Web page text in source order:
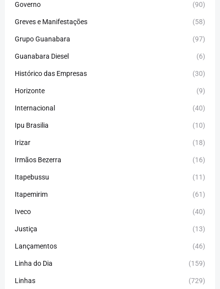
Governo (90)
Greves e Manifestações (58)
Grupo Guanabara (97)
Guanabara Diesel (6)
Histórico das Empresas (30)
Horizonte (9)
Internacional (40)
Ipu Brasilia (10)
Irizar (18)
Irmãos Bezerra (16)
Itapebussu (11)
Itapemirim (61)
Iveco (40)
Justiça (13)
Lançamentos (46)
Linha do Dia (159)
Linhas (729)